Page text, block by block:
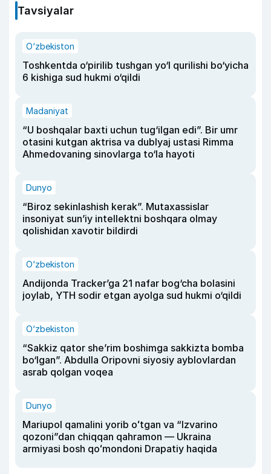
Tavsiyalar
O‘zbekiston
Toshkentda o‘pirilib tushgan yo‘l qurilishi bo‘yicha
6 kishiga sud hukmi o‘qildi
Madaniyat
“U boshqalar baxti uchun tug‘ilgan edi”. Bir umr
otasini kutgan aktrisa va dublyaj ustasi Rimma
Ahmedovaning sinovlarga to‘la hayoti
Dunyo
“Biroz sekinlashish kerak”. Mutaxassislar
insoniyat sun’iy intellektni boshqara olmay
qolishidan xavotir bildirdi
O‘zbekiston
Andijonda Tracker’ga 21 nafar bog‘cha bolasini
joylab, YTH sodir etgan ayolga sud hukmi o‘qildi
O‘zbekiston
“Sakkiz qator she’rim boshimga sakkizta bomba
bo‘lgan”. Abdulla Oripovni siyosiy ayblovlardan
asrab qolgan voqea
Dunyo
Mariupol qamalini yorib oʻtgan va “Izvarino
qozoni”dan chiqqan qahramon — Ukraina
armiyasi bosh qoʻmondoni Drapatiy haqida